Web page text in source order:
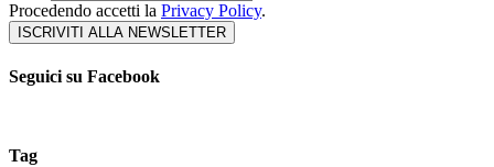
Procedendo accetti la Privacy Policy.
Seguici su Facebook
Tag